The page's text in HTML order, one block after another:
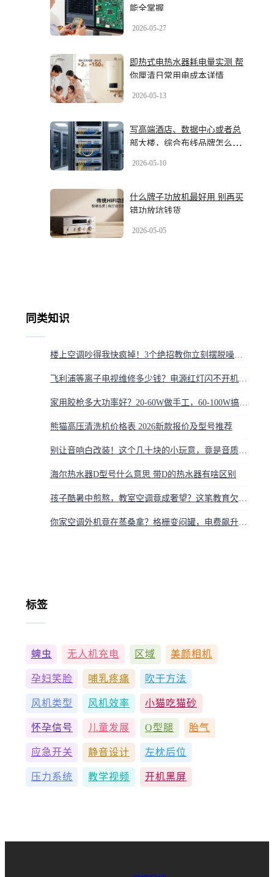
能全掌握
2026-05-27
即热式电热水器耗电量实测 帮
你厘清日常用电成本详情
2026-05-13
写高端酒店、数据中心或者总
部大楼，综合布线品牌怎么
2026-05-10
什么牌子功放机最好用 别再买
错功放坑钱货
2026-05-05
同类知识
熊猫高压清洗机价格表 2026新款报价及型号推荐
海尔热水器D型号什么意思 带D的热水器有啥区别
标签
蜱虫 无人机充电 区域 美颜相机
孕妇笑脸 哺乳疼痛 吹干方法
风机类型 风机效率 小猫吃猫砂
怀孕信号 儿童发展 O型腿 胎气
应急开关 静音设计 左枕后位
压力系统 教学视频 开机黑屏